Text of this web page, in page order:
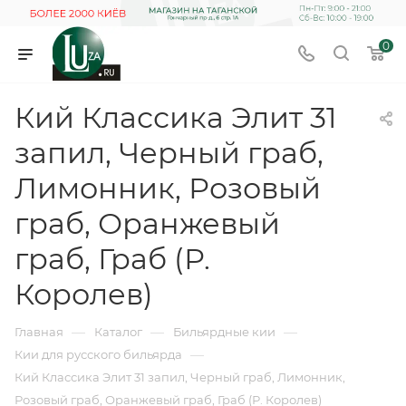
0
Кий Классика Элит 31
запил, Черный граб,
Лимонник, Розовый
граб, Оранжевый
граб, Граб (Р.
Королев)
Главная — Каталог — Бильярдные кии —
Кии для русского бильярда —
Кий Классика Элит 31 запил, Черный граб, Лимонник,
Розовый граб, Оранжевый граб, Граб (Р. Королев)